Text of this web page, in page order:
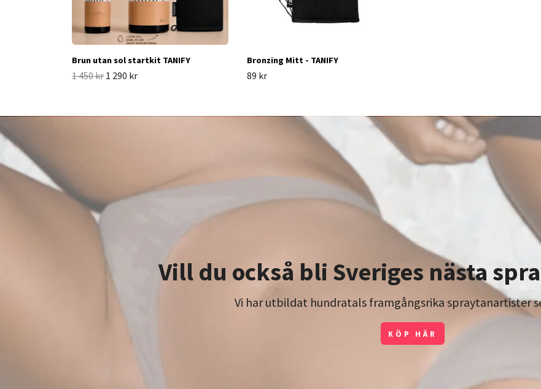
Brun utan sol startkit TANIFY
1 450 kr 1 290 kr
Bronzing Mitt - TANIFY
89 kr
Vill du också bli Sveriges nästa
Vi har utbildat hundratals framgångsrika spraytanartister
KÖP HÄR